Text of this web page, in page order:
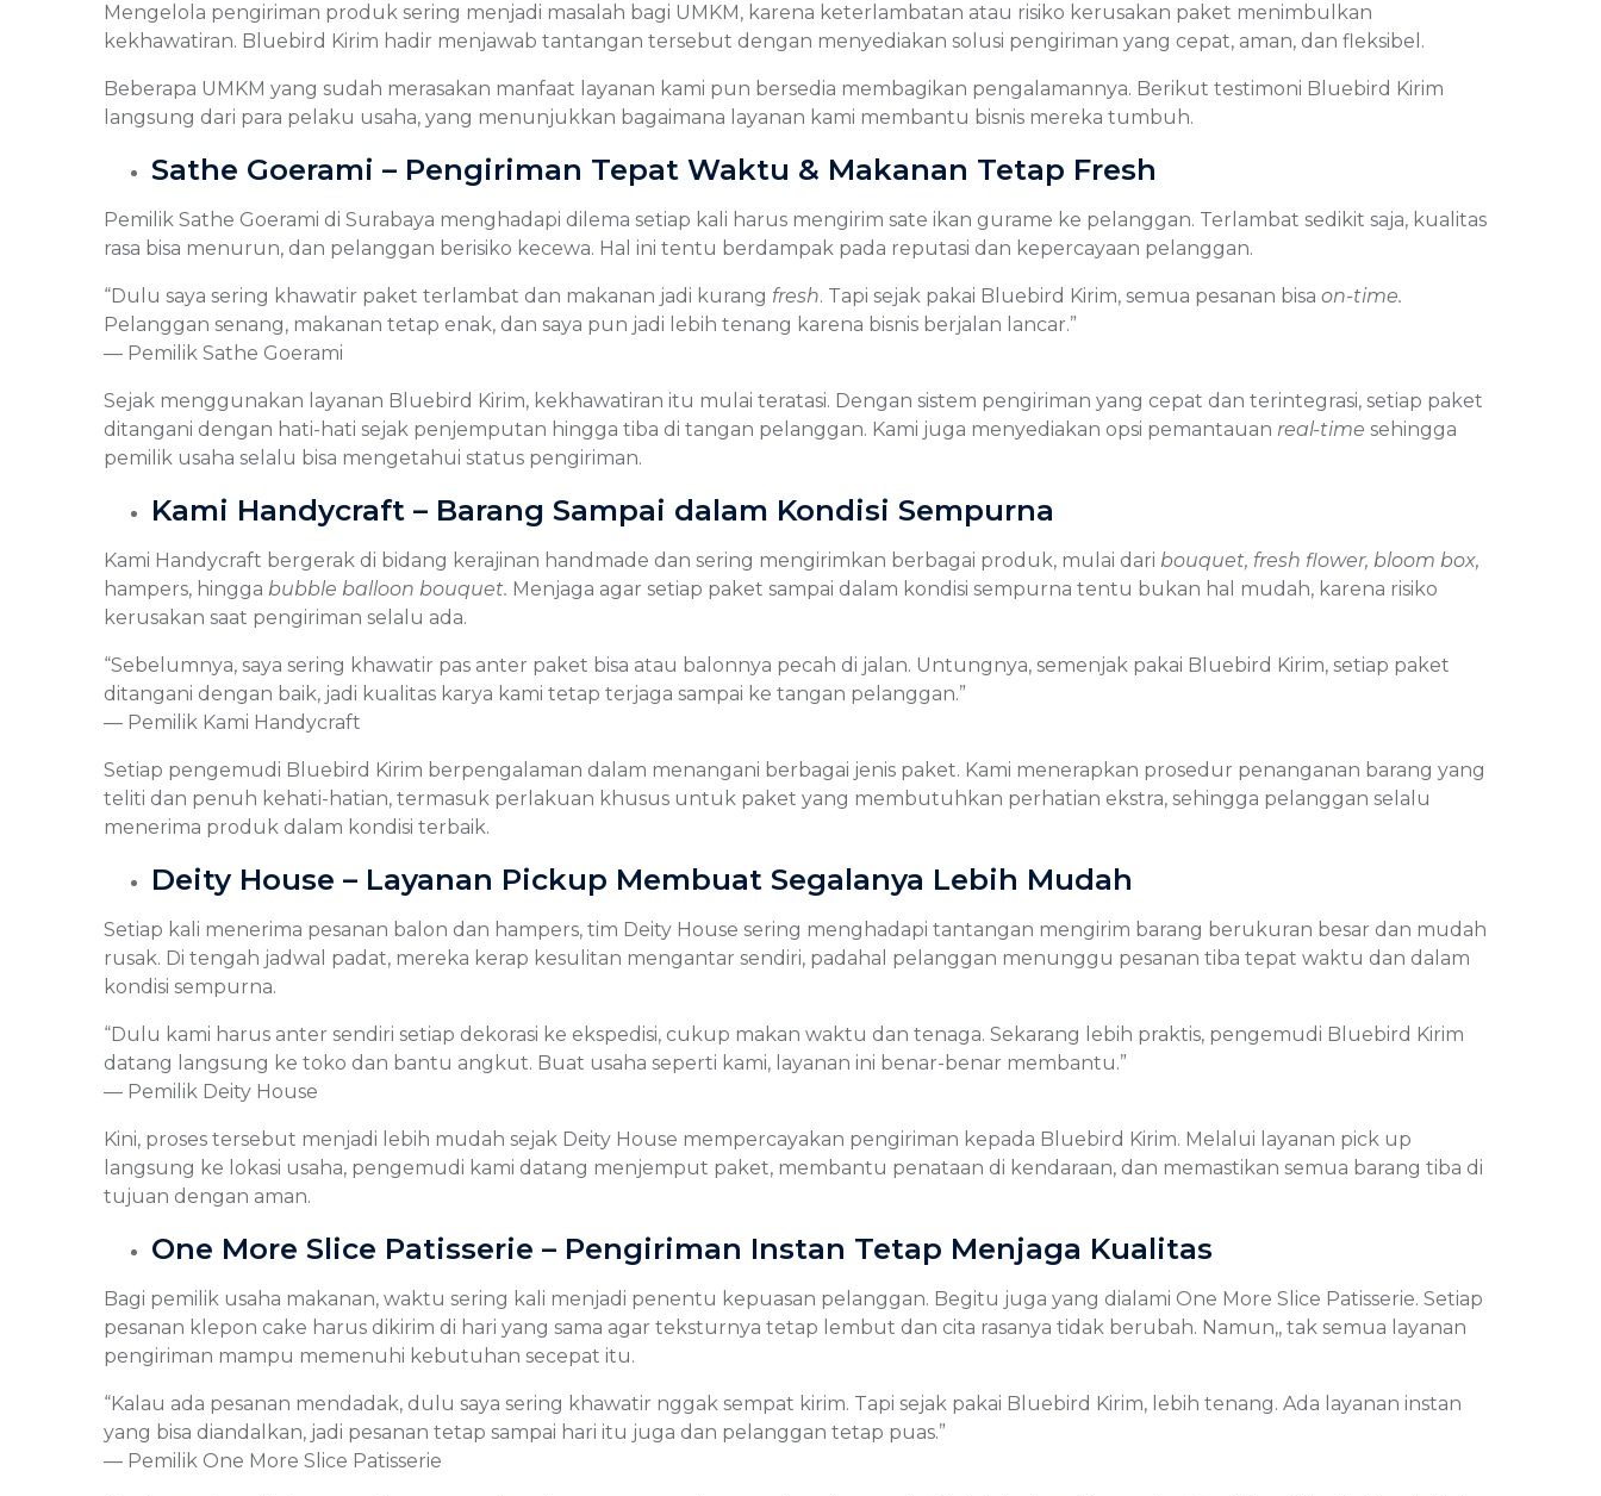
Mengelola pengiriman produk sering menjadi masalah bagi UMKM, karena keterlambatan atau risiko kerusakan paket menimbulkan
kekhawatiran. Bluebird Kirim hadir menjawab tantangan tersebut dengan menyediakan solusi pengiriman yang cepat, aman, dan fleksibel.
Beberapa UMKM yang sudah merasakan manfaat layanan kami pun bersedia membagikan pengalamannya. Berikut testimoni Bluebird Kirim
langsung dari para pelaku usaha, yang menunjukkan bagaimana layanan kami membantu bisnis mereka tumbuh.
Sathe Goerami – Pengiriman Tepat Waktu & Makanan Tetap Fresh
Pemilik Sathe Goerami di Surabaya menghadapi dilema setiap kali harus mengirim sate ikan gurame ke pelanggan. Terlambat sedikit saja, kualitas
rasa bisa menurun, dan pelanggan berisiko kecewa. Hal ini tentu berdampak pada reputasi dan kepercayaan pelanggan.
“Dulu saya sering khawatir paket terlambat dan makanan jadi kurang fresh. Tapi sejak pakai Bluebird Kirim, semua pesanan bisa on-time.
Pelanggan senang, makanan tetap enak, dan saya pun jadi lebih tenang karena bisnis berjalan lancar.”
— Pemilik Sathe Goerami
Sejak menggunakan layanan Bluebird Kirim, kekhawatiran itu mulai teratasi. Dengan sistem pengiriman yang cepat dan terintegrasi, setiap paket
ditangani dengan hati-hati sejak penjemputan hingga tiba di tangan pelanggan. Kami juga menyediakan opsi pemantauan real-time sehingga
pemilik usaha selalu bisa mengetahui status pengiriman.
Kami Handycraft – Barang Sampai dalam Kondisi Sempurna
Kami Handycraft bergerak di bidang kerajinan handmade dan sering mengirimkan berbagai produk, mulai dari bouquet, fresh flower, bloom box,
hampers, hingga bubble balloon bouquet. Menjaga agar setiap paket sampai dalam kondisi sempurna tentu bukan hal mudah, karena risiko
kerusakan saat pengiriman selalu ada.
“Sebelumnya, saya sering khawatir pas anter paket bisa atau balonnya pecah di jalan. Untungnya, semenjak pakai Bluebird Kirim, setiap paket
ditangani dengan baik, jadi kualitas karya kami tetap terjaga sampai ke tangan pelanggan.”
— Pemilik Kami Handycraft
Setiap pengemudi Bluebird Kirim berpengalaman dalam menangani berbagai jenis paket. Kami menerapkan prosedur penanganan barang yang
teliti dan penuh kehati-hatian, termasuk perlakuan khusus untuk paket yang membutuhkan perhatian ekstra, sehingga pelanggan selalu
menerima produk dalam kondisi terbaik.
Deity House – Layanan Pickup Membuat Segalanya Lebih Mudah
Setiap kali menerima pesanan balon dan hampers, tim Deity House sering menghadapi tantangan mengirim barang berukuran besar dan mudah
rusak. Di tengah jadwal padat, mereka kerap kesulitan mengantar sendiri, padahal pelanggan menunggu pesanan tiba tepat waktu dan dalam
kondisi sempurna.
“Dulu kami harus anter sendiri setiap dekorasi ke ekspedisi, cukup makan waktu dan tenaga. Sekarang lebih praktis, pengemudi Bluebird Kirim
datang langsung ke toko dan bantu angkut. Buat usaha seperti kami, layanan ini benar-benar membantu.”
— Pemilik Deity House
Kini, proses tersebut menjadi lebih mudah sejak Deity House mempercayakan pengiriman kepada Bluebird Kirim. Melalui layanan pick up
langsung ke lokasi usaha, pengemudi kami datang menjemput paket, membantu penataan di kendaraan, dan memastikan semua barang tiba di
tujuan dengan aman.
One More Slice Patisserie – Pengiriman Instan Tetap Menjaga Kualitas
Bagi pemilik usaha makanan, waktu sering kali menjadi penentu kepuasan pelanggan. Begitu juga yang dialami One More Slice Patisserie. Setiap
pesanan klepon cake harus dikirim di hari yang sama agar teksturnya tetap lembut dan cita rasanya tidak berubah. Namun,, tak semua layanan
pengiriman mampu memenuhi kebutuhan secepat itu.
“Kalau ada pesanan mendadak, dulu saya sering khawatir nggak sempat kirim. Tapi sejak pakai Bluebird Kirim, lebih tenang. Ada layanan instan
yang bisa diandalkan, jadi pesanan tetap sampai hari itu juga dan pelanggan tetap puas.”
— Pemilik One More Slice Patisserie